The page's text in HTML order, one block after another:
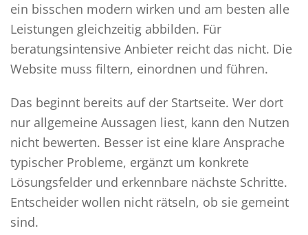
ein bisschen modern wirken und am besten alle
Leistungen gleichzeitig abbilden. Für
beratungsintensive Anbieter reicht das nicht. Die
Website muss filtern, einordnen und führen.
Das beginnt bereits auf der Startseite. Wer dort
nur allgemeine Aussagen liest, kann den Nutzen
nicht bewerten. Besser ist eine klare Ansprache
typischer Probleme, ergänzt um konkrete
Lösungsfelder und erkennbare nächste Schritte.
Entscheider wollen nicht rätseln, ob sie gemeint
sind.